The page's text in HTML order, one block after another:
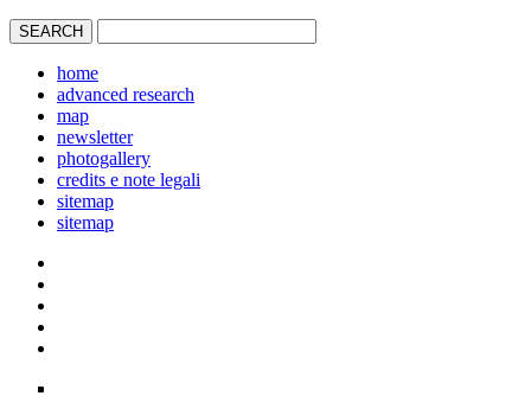
home
advanced research
map
newsletter
photogallery
credits e note legali
sitemap
sitemap